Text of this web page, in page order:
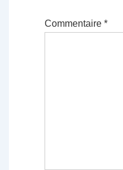
Commentaire *